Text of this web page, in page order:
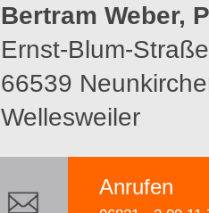
Bertram Weber,
Ernst-Blum-
66539
Wellesweiler
Anrufen